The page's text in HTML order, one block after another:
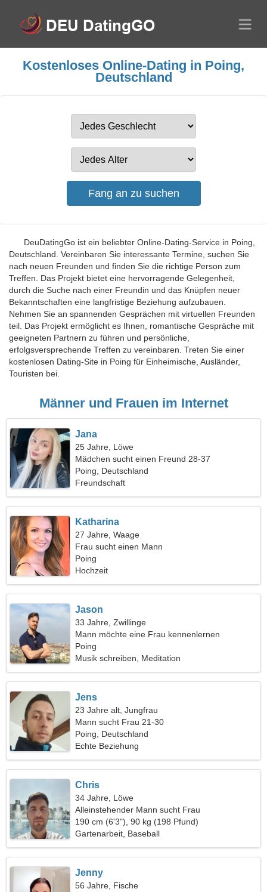
Kostenloses Online-Dating in Poing,
Deutschland
DeuDatingGo ist ein beliebter Online-Dating-Service in Poing,
Deutschland. Vereinbaren Sie interessante Termine, suchen Sie
nach neuen Freunden und finden Sie die richtige Person zum
Treffen. Das Projekt bietet eine hervorragende Gelegenheit,
durch die Suche nach einer Freundin und das Knüpfen neuer
Bekanntschaften eine langfristige Beziehung aufzubauen.
Nehmen Sie an spannenden Gesprächen mit virtuellen Freunden
teil. Das Projekt ermöglicht es Ihnen, romantische Gespräche mit
geeigneten Partnern zu führen und persönliche,
erfolgsversprechende Treffen zu vereinbaren. Treten Sie einer
kostenlosen Dating-Site in Poing für Einheimische, Ausländer,
Touristen bei.
Männer und Frauen im Internet
Jana
25 Jahre, Löwe
Mädchen sucht einen Freund 28-37
Poing, Deutschland
Freundschaft
Katharina
27 Jahre, Waage
Frau sucht einen Mann
Poing
Hochzeit
Jason
33 Jahre, Zwillinge
Mann möchte eine Frau kennenlernen
Poing
Musik schreiben, Meditation
Jens
23 Jahre alt, Jungfrau
Mann sucht Frau 21-30
Poing, Deutschland
Echte Beziehung
Chris
34 Jahre, Löwe
Alleinstehender Mann sucht Frau
190 cm (6'3"), 90 kg (198 Pfund)
Gartenarbeit, Baseball
Jenny
56 Jahre, Fische